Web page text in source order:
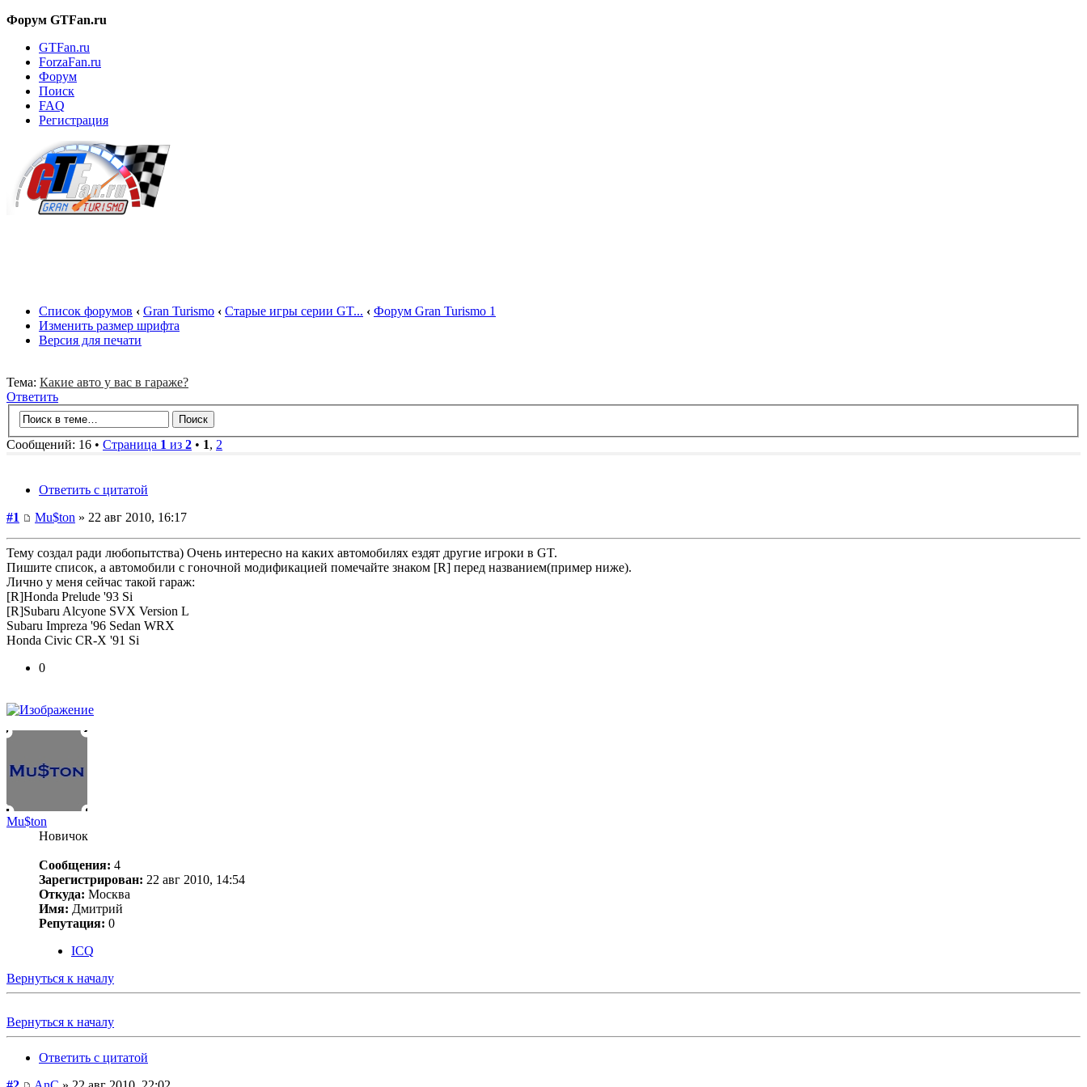
Форум GTFan.ru
GTFan.ru
ForzaFan.ru
Форум
Поиск
FAQ
Регистрация
Список форумов ‹ Gran Turismo ‹ Старые игры серии GT... ‹ Форум Gran Turismo 1
Изменить размер шрифта
Версия для печати
Тема: Какие авто у вас в гараже?
Ответить
Сообщений: 16 • Страница 1 из 2 • 1, 2
Ответить с цитатой
#1
Mu$ton » 22 авг 2010, 16:17
Тему создал ради любопытства) Очень интересно на каких автомобилях ездят другие игроки в GT.
Пишите список, а автомобили с гоночной модификацией помечайте знаком [R] перед названием(пример ниже).
Лично у меня сейчас такой гараж:
[R]Honda Prelude '93 Si
[R]Subaru Alcyone SVX Version L
Subaru Impreza '96 Sedan WRX
Honda Civic CR-X '91 Si
0
Mu$ton
Новичок
Сообщения: 4
Зарегистрирован: 22 авг 2010, 14:54
Откуда: Москва
Имя: Дмитрий
Репутация: 0
ICQ
Вернуться к началу
Вернуться к началу
Ответить с цитатой